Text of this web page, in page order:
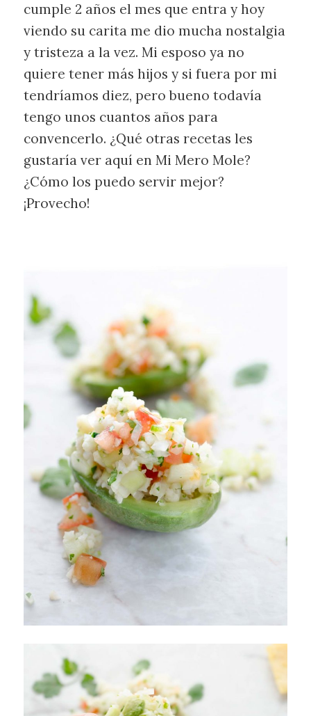
cumple 2 años el mes que entra y hoy
viendo su carita me dio mucha nostalgia
y tristeza a la vez. Mi esposo ya no
quiere tener más hijos y si fuera por mi
tendríamos diez, pero bueno todavía
tengo unos cuantos años para
convencerlo. ¿Qué otras recetas les
gustaría ver aquí en Mi Mero Mole?
¿Cómo los puedo servir mejor?
¡Provecho!